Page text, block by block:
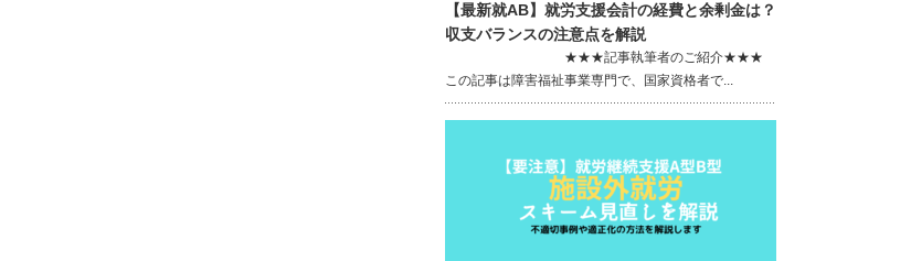
【最新就AB】就労支援会計の経費と余剰金は？
収支バランスの注意点を解説
★★★記事執筆者のご紹介★★★
この記事は障害福祉事業専門で、国家資格者で...